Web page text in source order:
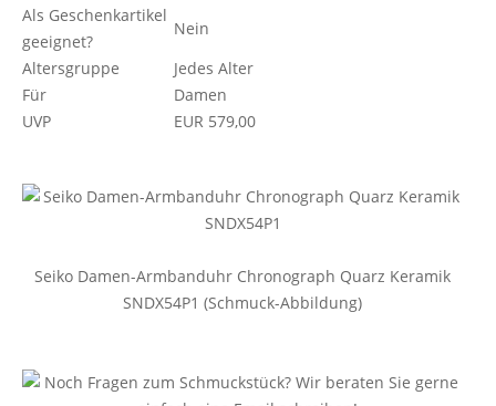
Als Geschenkartikel
geeignet?
Nein
Altersgruppe
Jedes Alter
Für
Damen
UVP
EUR 579,00
Seiko Damen-Armbanduhr Chronograph Quarz Keramik
SNDX54P1 (Schmuck-Abbildung)